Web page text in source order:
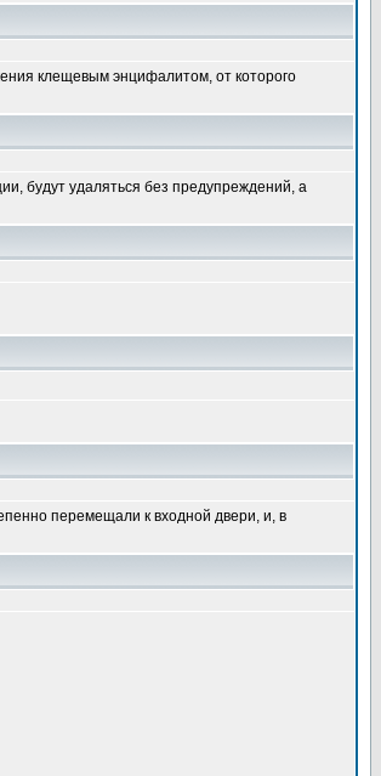
клещевым энцифалитом, от которого
будут удаляться без предупреждений, а
перемещали к входной двери, и, в